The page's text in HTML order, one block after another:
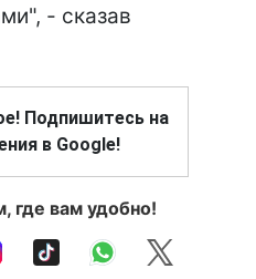
- сказав
Подпишитесь на
в Google!
где вам удобно!